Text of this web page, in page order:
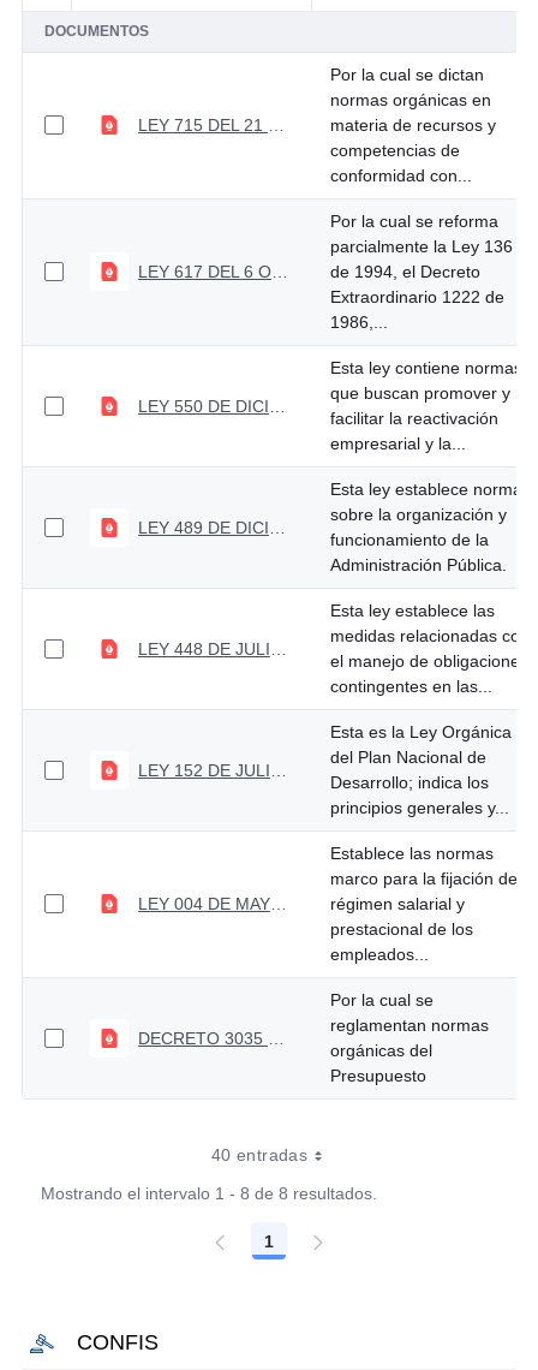
DOCUMENTOS
Por la cual se dictan
normas orgánicas en
materia de recursos y
competencias de
conformidad con...
LEY 617 DEL 6 OCTUBRE DEL 2000
Por la cual se reforma
parcialmente la Ley 136
de 1994, el Decreto
Extraordinario 1222 de
1986,...
Esta ley contiene normas
que buscan promover y
facilitar la reactivación
empresarial y la...
Esta ley establece normas
sobre la organización y
funcionamiento de la
Administración Pública.
Esta ley establece las
medidas relacionadas con
el manejo de obligaciones
contingentes en las...
Esta es la Ley Orgánica
del Plan Nacional de
Desarrollo; indica los
principios generales y...
LEY 004 DE MAYO 18 DE 1992
Establece las normas
marco para la fijación del
régimen salarial y
prestacional de los
empleados...
Por la cual se
reglamentan normas
orgánicas del
Presupuesto
40 entradas
Mostrando el intervalo 1 - 8 de 8 resultados.
Página
1
CONFIS